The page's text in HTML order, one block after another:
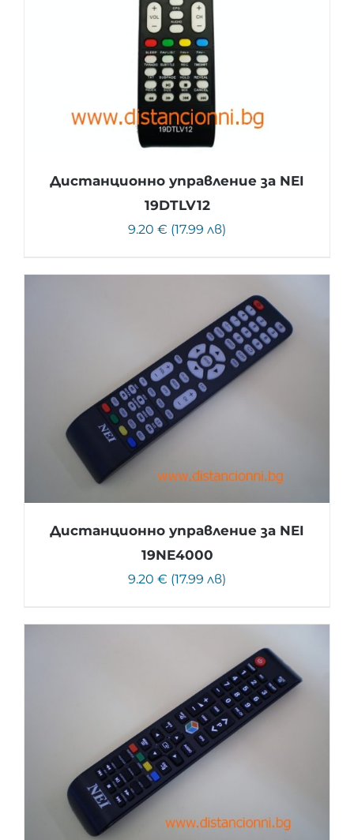
Дистанционно управление за NEI
19DTLV12
9.20 € (17.99 лв)
Дистанционно управление за NEI
19NE4000
9.20 € (17.99 лв)